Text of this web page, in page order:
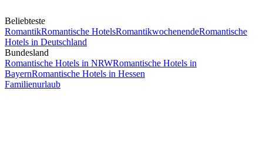
Beliebteste
RomantikRomantische HotelsRomantikwochenendeRomantische
Hotels in Deutschland
Bundesland
Romantische Hotels in NRWRomantische Hotels in
BayernRomantische Hotels in Hessen
Familienurlaub